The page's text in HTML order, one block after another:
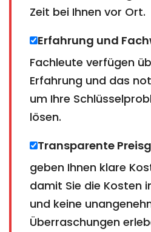
Zeit bei Ihnen vor Ort.
Erfahrung und
Fachleute verfügen
Erfahrung und das
um Ihre
lösen.
Transparente
geben Ihnen klare
damit Sie die Kosten
und keine
Überraschungen